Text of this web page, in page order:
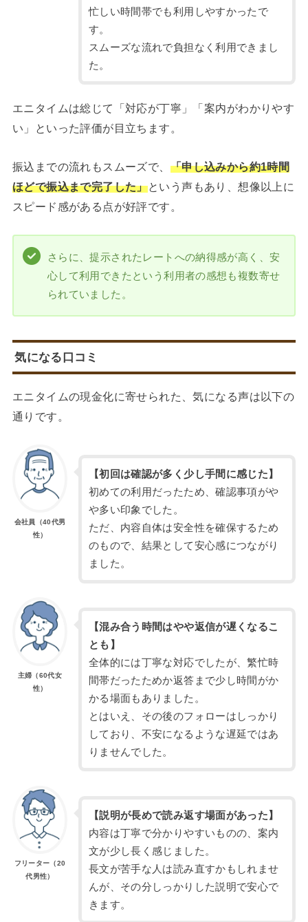
忙しい時間帯でも利用しやすかったで
す。
スムーズな流れで負担なく利用できまし
た。
エニタイムは総じて「対応が丁寧」「案内がわかりやす
い」といった評価が目立ちます。
振込までの流れもスムーズで、 「申し込みから約1時間
ほどで振込まで完了した」という声もあり、想像以上に
スピード感がある点が好評です。
さらに、提示されたレートへの納得感が高く、安
心して利用できたという利用者の感想も複数寄せ
られていました。
気になる口コミ
エニタイムの現金化に寄せられた、気になる声は以下の
通りです。
会社員（40代男
性）
【初回は確認が多く少し手間に感じた】
初めての利用だったため、確認事項がや
や多い印象でした。
ただ、内容自体は安全性を確保するため
のもので、結果として安心感につながり
ました。
主婦（60代女
性）
【混み合う時間はやや返信が遅くなるこ
とも】
全体的には丁寧な対応でしたが、繁忙時
間帯だったためか返答まで少し時間がか
かる場面もありました。
とはいえ、その後のフォローはしっかり
しており、不安になるような遅延ではあ
りませんでした。
フリーター（20
代男性）
【説明が長めで読み返す場面があった】
内容は丁寧で分かりやすいものの、案内
文が少し長く感じました。
長文が苦手な人は読み直すかもしれませ
んが、その分しっかりした説明で安心で
きます。